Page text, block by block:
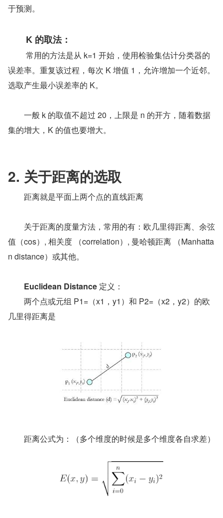
于预测。
K 的取法：
误差率。重复该过程，每次 K 增值 1，允许增加一个近邻。
选取产生最小误差率的 K。
一般 k 的取值不超过 20，上限是 n 的开方，随着数据
集的增大，K 的值也要增大。
2. 关于距离的选取
距离就是平面上两个点的直线距离
关于距离的度量方法，常用的有：欧几里得距离、余弦
值（cos）, 相关度 （correlation）, 曼哈顿距离 （Manhatta
n distance）或其他。
Euclidean Distance 定义：
两个点或元组 P1=（x1，y1）和 P2=（x2，y2）的欧
几里得距离是
距离公式为：（多个维度的时候是多个维度各自求差）